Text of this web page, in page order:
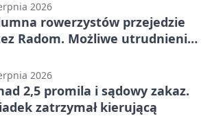
2026
rowerzystów przejedzie
Radom. Możliwe utrudnienia
2026
2,5 promila i sądowy zakaz.
zatrzymał kierującą